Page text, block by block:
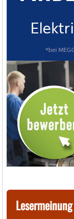
Lesermeinung